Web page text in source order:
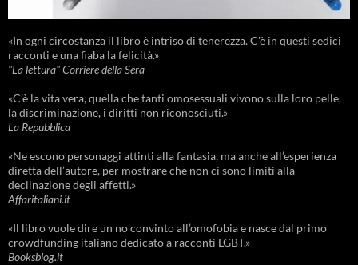
«In ogni circostanza il libro è intriso di tenerezza. C'è in questi sedici
racconti e una fiaba la felicità.»
"La lettura" Corriere della Sera
«C’è la vita vera, quella che tanti omosessuali vivono sulla loro pelle,
la discriminazione, i diritti non riconosciuti.»
La Repubblica
«Ne escono personaggi attinti alla fantasia, ma anche all’esperienza
diretta dell’autore, per mostrare che non ci sono limiti alla
declinazione degli affetti.»
Affaritaliani.it
«Il libro vuole dire un no convinto all’omofobia e nasce dal primo
crowdfunding italiano dedicato a racconti LGBT.»
Booksblog.it